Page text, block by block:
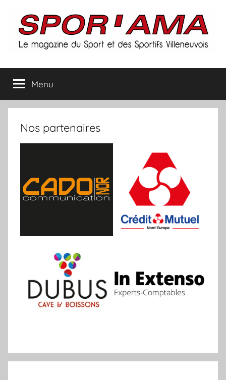
contenu
Spor'ama
le
magazine
sport
sportifs
villeneuvois
Menu
Nos partenaires